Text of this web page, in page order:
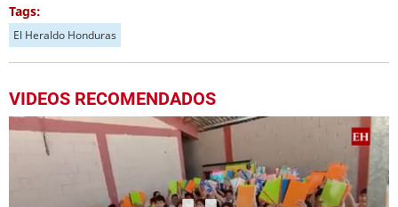
Tags:
El Heraldo Honduras
VIDEOS RECOMENDADOS